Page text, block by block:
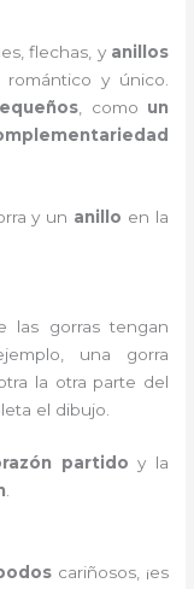
flechas, y anillos
y único.
, como un
y un anillo en la
las gorras tengan
una gorra
otra la otra parte del
el dibujo.
partido y la
.
cariñosos, ¡es